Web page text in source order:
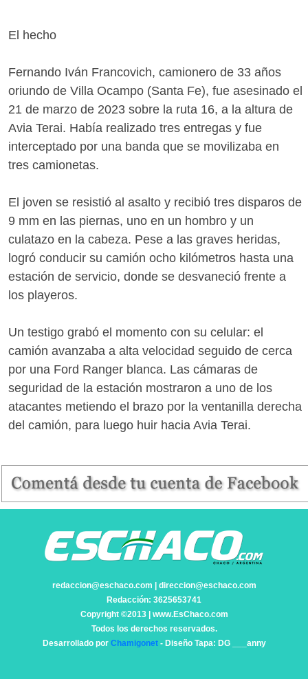
El hecho
Fernando Iván Francovich, camionero de 33 años
oriundo de Villa Ocampo (Santa Fe), fue asesinado el
21 de marzo de 2023 sobre la ruta 16, a la altura de
Avia Terai. Había realizado tres entregas y fue
interceptado por una banda que se movilizaba en
tres camionetas.
El joven se resistió al asalto y recibió tres disparos de
9 mm en las piernas, uno en un hombro y un
culatazo en la cabeza. Pese a las graves heridas,
logró conducir su camión ocho kilómetros hasta una
estación de servicio, donde se desvaneció frente a
los playeros.
Un testigo grabó el momento con su celular: el
camión avanzaba a alta velocidad seguido de cerca
por una Ford Ranger blanca. Las cámaras de
seguridad de la estación mostraron a uno de los
atacantes metiendo el brazo por la ventanilla derecha
del camión, para luego huir hacia Avia Terai.
redaccion@eschaco.com | direccion@eschaco.com
Redacción: 3625653741
Copyright ©2013 | www.EsChaco.com
Todos los derechos reservados.
Desarrollado por Chamigonet- Diseño Tapa: DG ___anny